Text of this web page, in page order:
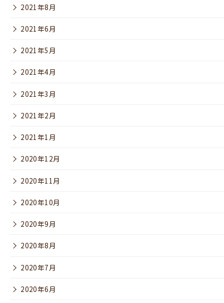
2021年8月
2021年6月
2021年5月
2021年4月
2021年3月
2021年2月
2021年1月
2020年12月
2020年11月
2020年10月
2020年9月
2020年8月
2020年7月
2020年6月